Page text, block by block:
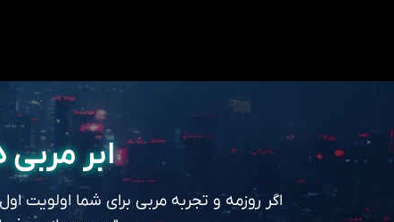
ابر مربی
اگر روزمه و تجربه مربی برای شما اولویت